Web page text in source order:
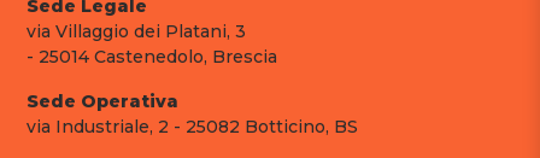
Sede Legale
via Villaggio dei Platani, 3
- 25014 Castenedolo, Brescia
Sede Operativa
via Industriale, 2 - 25082 Botticino, BS